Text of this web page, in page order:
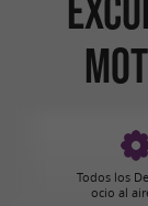
Todos los
ocio al